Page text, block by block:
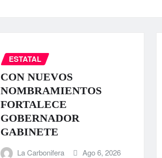
ESTATAL
CON NUEVOS
NOMBRAMIENTOS
FORTALECE
GOBERNADOR
GABINETE
La Carbonifera Ago 6, 2026